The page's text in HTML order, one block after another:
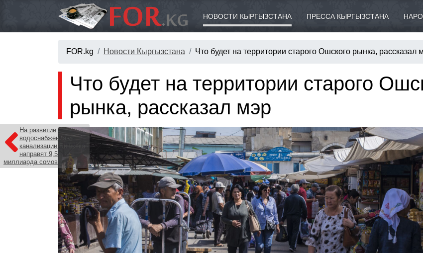
НОВОСТИ КЫРГЫЗСТАНА ПРЕССА КЫРГЫЗСТАНА
FOR.kg Новости Кыргызстана Что будет на территории старого Ошского рынка, рассказал
На развитие
водоснабжения и
канализации Бишкека
направят 9,5
миллиарда сомов
Что будет на территории старого
рынка, рассказал мэр